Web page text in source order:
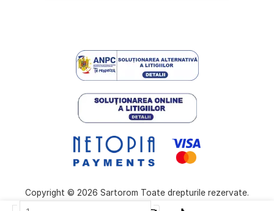
Copyright © 2026 Sartorom Toate drepturile rezervate.
Cantitate